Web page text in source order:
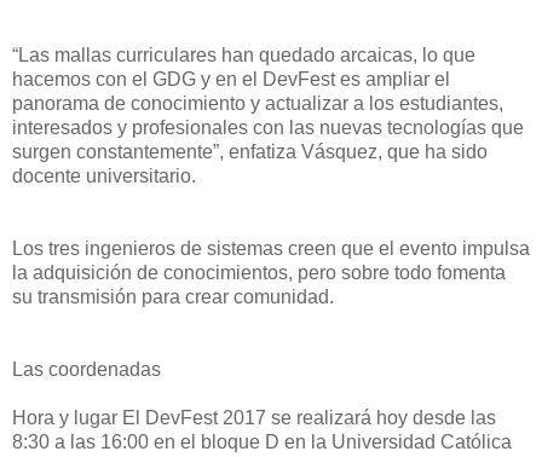
“Las mallas curriculares han quedado arcaicas, lo que
hacemos con el GDG y en el DevFest es ampliar el
panorama de conocimiento y actualizar a los estudiantes,
interesados y profesionales con las nuevas tecnologías que
surgen constantemente”, enfatiza Vásquez, que ha sido
docente universitario.
Los tres ingenieros de sistemas creen que el evento impulsa
la adquisición de conocimientos, pero sobre todo fomenta
su transmisión para crear comunidad.
Las coordenadas
Hora y lugar El DevFest 2017 se realizará hoy desde las
8:30 a las 16:00 en el bloque D en la Universidad Católica